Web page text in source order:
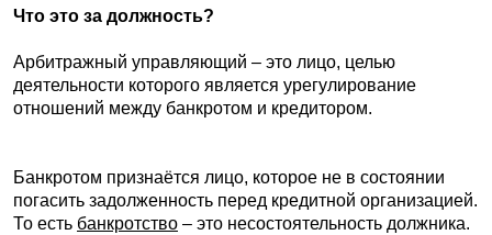
Что это за должность?
Арбитражный управляющий – это лицо, целью
деятельности которого является урегулирование
отношений между банкротом и кредитором.
Банкротом признаётся лицо, которое не в состоянии
погасить задолженность перед кредитной организацией.
То есть банкротство – это несостоятельность должника.